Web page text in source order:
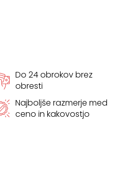
Do 24 obrokov brez
obresti
Najboljše razmerje med
ceno in kakovostjo